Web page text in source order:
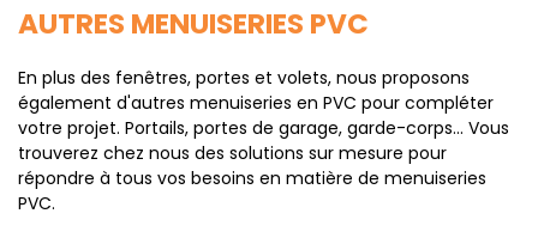
AUTRES MENUISERIES PVC
En plus des fenêtres, portes et volets, nous proposons
également d'autres menuiseries en PVC pour compléter
votre projet. Portails, portes de garage, garde-corps... Vous
trouverez chez nous des solutions sur mesure pour
répondre à tous vos besoins en matière de menuiseries
PVC.